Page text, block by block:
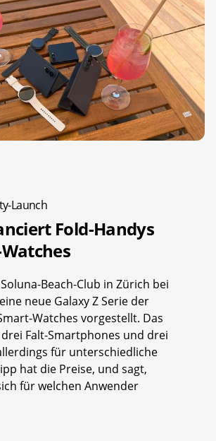
Launch
Fold-Handys
Beach-Club in Zürich bei
neue Galaxy Z Serie der
Watches vorgestellt. Das
Falt-Smartphones und drei
für unterschiedliche
hat die Preise, und sagt,
für welchen Anwender